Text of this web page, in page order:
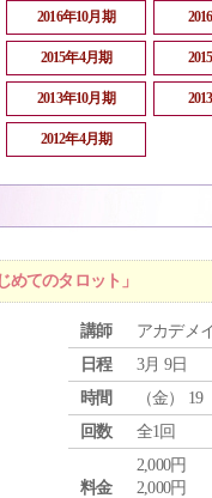
2016年10月期
2015年4月期
2013年10月期
2012年4月期
めてのタロット」
講師
アカデメ
日程
3月 9日
時間
（金） 19
回数
全1回
料金
2,000円
2,000円